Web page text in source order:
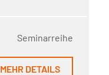
Seminarreihe
MEHR DETAILS